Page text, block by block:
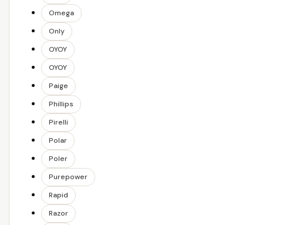
Omega
Only
OYOY
OYOY
Paige
Phillips
Pirelli
Polar
Poler
Purepower
Rapid
Razor